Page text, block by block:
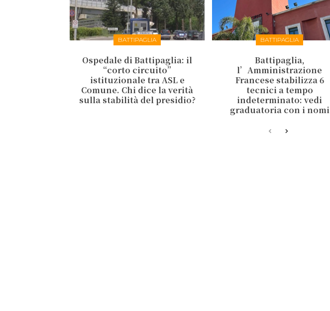
BATTIPAGLIA
Ospedale di Battipaglia: il
“corto circuito”
istituzionale tra ASL e
Comune. Chi dice la verità
sulla stabilità del presidio?
BATTIPAGLIA
Battipaglia,
l’Amministrazione
Francese stabilizza 6
tecnici a tempo
indeterminato: vedi
graduatoria con i nomi